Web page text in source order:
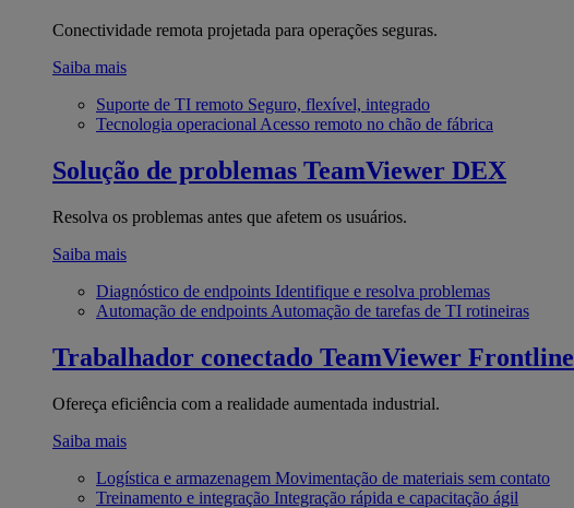
Conectividade remota projetada para operações seguras.
Saiba mais
Suporte de TI remoto Seguro, flexível, integrado
Tecnologia operacional Acesso remoto no chão de fábrica
Solução de problemas TeamViewer DEX
Resolva os problemas antes que afetem os usuários.
Saiba mais
Diagnóstico de endpoints Identifique e resolva problemas
Automação de endpoints Automação de tarefas de TI rotineiras
Trabalhador conectado TeamViewer Frontline
Ofereça eficiência com a realidade aumentada industrial.
Saiba mais
Logística e armazenagem Movimentação de materiais sem contato
Treinamento e integração Integração rápida e capacitação ágil